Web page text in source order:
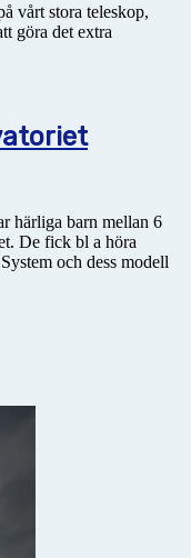
vårt stora teleskop,
göra det extra
härliga barn mellan 6
De fick bl a höra
och dess modell